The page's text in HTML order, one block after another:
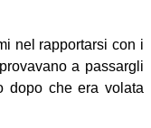
nel rapportarsi con i
a passargli
dopo che era volata